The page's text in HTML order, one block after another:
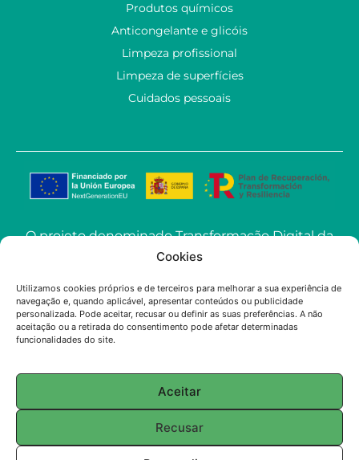
Cookies
Utilizamos cookies próprios e de terceiros para melhorar a sua experiência de
navegação e, quando aplicável, apresentar conteúdos ou publicidade
personalizada. Pode aceitar, recusar ou definir as suas preferências. A não
aceitação ou a retirada do consentimento pode afetar determinadas
funcionalidades do site.
Aceitar
Recusar
Produtos químicos
Anticongelante e glicóis
Limpeza profissional
Limpeza de superfícies
Cuidados pessoais
O projeto denominado Transformação Digital da
ECOSoluciones Químicas através de Soluções
ECOSOLUCIONES QUÍMICAS S.L. foi financiado
pela União Europeia-NextGenerationEU no
âmbito do convite à apresentação de propostas
aplicada à indústria na Comunidade de Madrid.
Inglês